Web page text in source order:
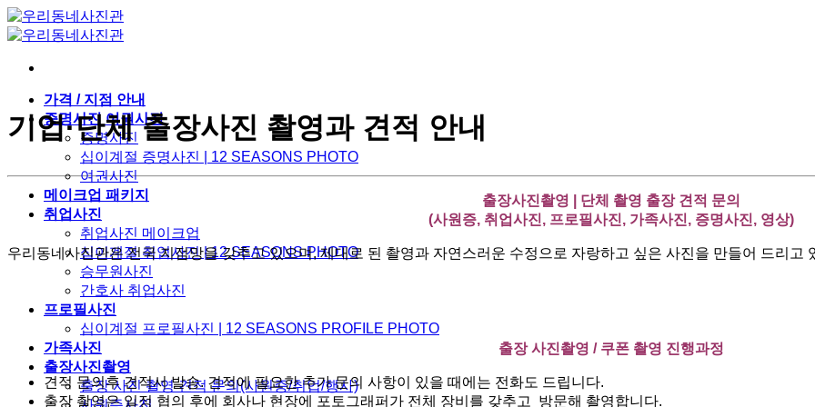
Skip
to
content
가격 / 지점 안내
증명사진 여권사진
증명사진
십이계절 증명사진 | 12 SEASONS PHOTO
여권사진
메이크업 패키지
취업사진
취업사진 메이크업
십이계절 취업사진 | 12 SEASONS PHOTO
승무원사진
간호사 취업사진
프로필사진
십이계절 프로필사진 | 12 SEASONS PROFILE PHOTO
가족사진
출장사진촬영
출장 사진 촬영 견적 문의(사원증/취업/행사)
기업·단체 출장사진 촬영과 견적 안내
출장사진촬영 | 단체 촬영 출장 견적 문의
(사원증, 취업사진, 프로필사진, 가족사진, 증명사진, 영상)
우리동네사진관은 전국 지점망을 갖추고 있으며, 제대로 된 촬영과 자연스러운 수정으로 자랑하고 싶은 사진을 만들어 드리고
출장 사진촬영 / 쿠폰 촬영 진행과정
견적 문의후 견적서 발송. 견적에 필요한 추가 문의 사항이 있을 때에는 전화도 드립니다.
출장 촬영은 일정 협의 후에 회사나 현장에 포토그래퍼가 전체 장비를 갖추고 방문해 촬영합니다.